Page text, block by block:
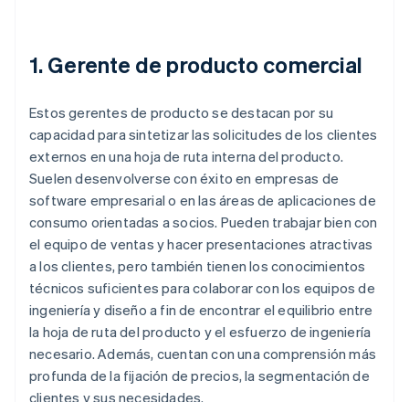
1. Gerente de producto comercial
Estos gerentes de producto se destacan por su
capacidad para sintetizar las solicitudes de los clientes
externos en una hoja de ruta interna del producto.
Suelen desenvolverse con éxito en empresas de
software empresarial o en las áreas de aplicaciones de
consumo orientadas a socios. Pueden trabajar bien con
el equipo de ventas y hacer presentaciones atractivas
a los clientes, pero también tienen los conocimientos
técnicos suficientes para colaborar con los equipos de
ingeniería y diseño a fin de encontrar el equilibrio entre
la hoja de ruta del producto y el esfuerzo de ingeniería
necesario. Además, cuentan con una comprensión más
profunda de la fijación de precios, la segmentación de
clientes y sus necesidades.